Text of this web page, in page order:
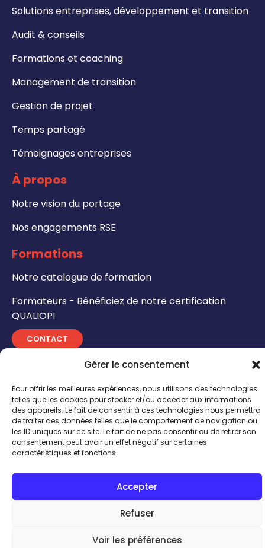
Gérer le consentement
Pour offrir les meilleures expériences, nous utilisons des technologies
telles que les cookies pour stocker et/ou accéder aux informations
des appareils. Le fait de consentir à ces technologies nous permettra
de traiter des données telles que le comportement de navigation ou
les ID uniques sur ce site. Le fait de ne pas consentir ou de retirer son
consentement peut avoir un effet négatif sur certaines
caractéristiques et fonctions.
Accepter
Refuser
Voir les préférences
Talent expert
Solutions entreprises, développement et transition
Audit & conseils
Formations et coaching
Management de transition
Gestion de projet
Temps partagé
Témoignages entreprises
À propos
Notre vision du portage
Nos engagements RSE
Formations
Notre catalogue de formation
Formateurs - Bénéficiez de notre certification
QUALIOPI
CONTACT
INSCRIPTION TALENTHÈQUE
ACCÈS INTRANET
© Calissens |Mentions légales|Politique de confidentialité|
Conditions générales de vente| Réalisation by